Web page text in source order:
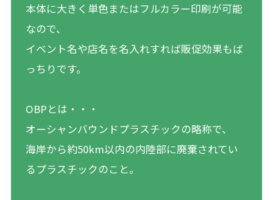
本体に大きく単色またはフルカラー印刷が可能
なので、
イベント名や店名を名入れすれば販促効果もば
っちりです。
OBPとは・・・
オーシャンバウンドプラスチックの略称で、
海岸から約50km以内の内陸部に廃棄されてい
るプラスチックのこと。